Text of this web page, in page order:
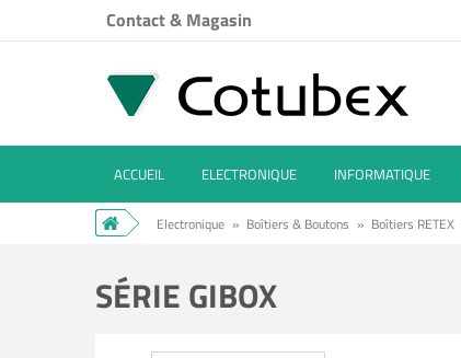
Contact & Magasin
ACCUEIL ELECTRONIQUE INFORMATIQUE
Electronique » Boîtiers & Boutons » Boîtiers RETEX
SÉRIE GIBOX